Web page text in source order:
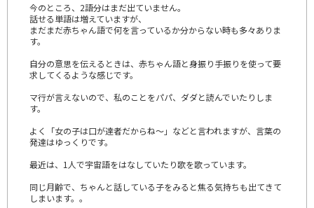
今のところ、2語分はまだ出ていません。
話せる単語は増えていますが、
まだまだ赤ちゃん語で何を言っているか分からない時も多々ありま
す。
自分の意思を伝えるときは、赤ちゃん語と身振り手振りを使って要
求してくるような感じです。
マ行が言えないので、私のことをパパ、ダダと読んでいたりしま
す。
よく「女の子は口が達者だからね〜」などと言われますが、言葉の
発達はゆっくりです。
最近は、1人で宇宙語をはなしていたり歌を歌っています。
同じ月齢で、ちゃんと話している子をみると焦る気持ちも出てきて
しまいます。。